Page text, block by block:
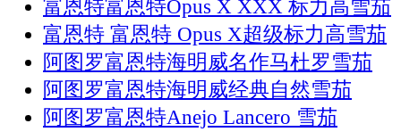
富恩特富恩特Opus X XXX 标力高雪茄
富恩特 富恩特 Opus X超级标力高雪茄
阿图罗富恩特海明威名作马杜罗雪茄
阿图罗富恩特海明威经典自然雪茄
阿图罗富恩特Anejo Lancero 雪茄